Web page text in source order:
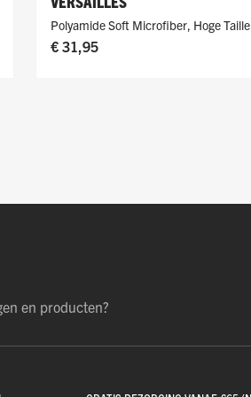
Polyamide Soft Microfiber, Hoge Taille
€ 31,95
en producten?